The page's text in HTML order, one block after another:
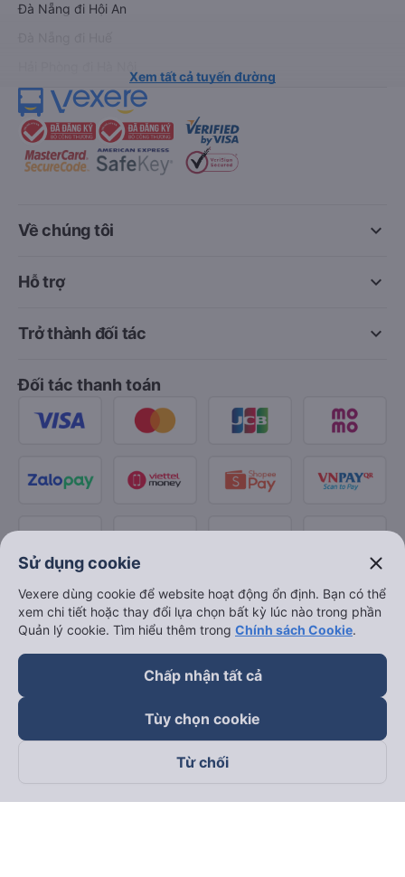
Đà Nẵng đi Hội An
Xem tất cả tuyến đường
keyboard_arrow_down
Về chúng tôi
keyboard_arrow_down
Hỗ trợ
keyboard_arrow_down
Trở thành đối tác
Đối tác thanh toán
Theo dõi chúng tôi trên
Sử dụng cookie close
Vexere dùng cookie để website hoạt động ổn định. Bạn có thể
xem chi tiết hoặc thay đổi lựa chọn bất kỳ lúc nào trong phần
Quản lý cookie. Tìm hiểu thêm trong Chính sách Cookie.
Chấp nhận tất cả
Tùy chọn cookie
Từ chối